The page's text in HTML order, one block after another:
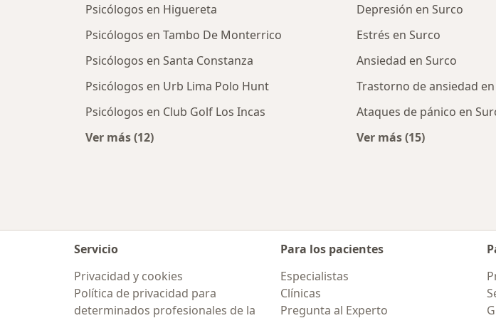
Psicólogos en Higuereta
Psicólogos en Tambo De Monterrico
Psicólogos en Santa Constanza
Psicólogos en Urb Lima Polo Hunt
Psicólogos en Club Golf Los Incas
Ver más (12)
Depresión en Surco
Estrés en Surco
Ansiedad en Surco
Trastorno de ansiedad
Ataques de pánico en
Ver más (15)
Servicio
Privacidad y cookies
Política de privacidad para
determinados profesionales de la
Para los pacientes
Especialistas
Clínicas
Pregunta al Experto